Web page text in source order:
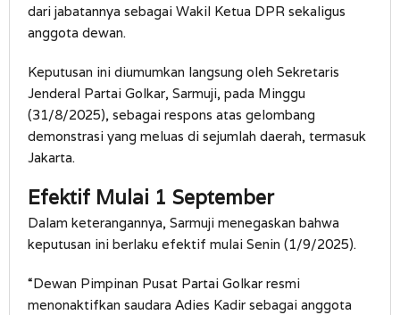
dari jabatannya sebagai Wakil Ketua DPR sekaligus
anggota dewan.
Keputusan ini diumumkan langsung oleh Sekretaris
Jenderal Partai Golkar, Sarmuji, pada Minggu
(31/8/2025), sebagai respons atas gelombang
demonstrasi yang meluas di sejumlah daerah, termasuk
Jakarta.
Efektif Mulai 1 September
Dalam keterangannya, Sarmuji menegaskan bahwa
keputusan ini berlaku efektif mulai Senin (1/9/2025).
“Dewan Pimpinan Pusat Partai Golkar resmi
menonaktifkan saudara Adies Kadir sebagai anggota